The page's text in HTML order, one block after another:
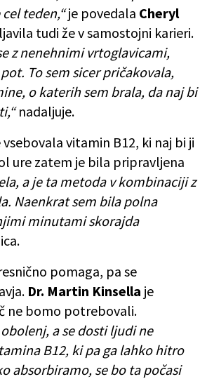
teden,“je povedala Cheryl
tudi že v samostojni karieri.
z nenehnimi vrtoglavicami,
To sem sicer pričakovala,
o katerih sem brala, da naj bi
nadaljuje.
vitamin B12, ki naj bi ji
ure zatem je bila pripravljena
a je ta metoda v kombinaciji z
Naenkrat sem bila polna
minutami skorajda
pomaga, pa se
Dr. Martin Kinsella je
ne bomo potrebovali.
a se dosti ljudi ne
B12, ki pa ga lahko hitro
absorbiramo, se bo ta počasi